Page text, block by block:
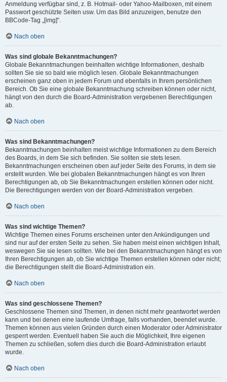
Anmeldung verfügbar sind, z. B. Hotmail- oder Yahoo-Mailboxen, mit einem
Passwort geschützte Seiten usw. Um das Bild anzuzeigen, benutze den
BBCode-Tag „[img]“.
Nach oben
Was sind globale Bekanntmachungen?
Globale Bekanntmachungen beinhalten wichtige Informationen, deshalb
sollten Sie sie so bald wie möglich lesen. Globale Bekanntmachungen
erscheinen ganz oben in jedem Forum und ebenfalls in Ihrem persönlichen
Bereich. Ob Sie eine globale Bekanntmachung schreiben können oder nicht,
hängt von den durch die Board-Administration vergebenen Berechtigungen
ab.
Nach oben
Was sind Bekanntmachungen?
Bekanntmachungen beinhalten meist wichtige Informationen zu dem Bereich
des Boards, in dem Sie sich befinden. Sie sollten sie stets lesen.
Bekanntmachungen erscheinen oben auf jeder Seite des Forums, in dem sie
erstellt wurden. Wie bei globalen Bekanntmachungen hängt es von Ihren
Berechtigungen ab, ob Sie Bekanntmachungen erstellen können oder nicht.
Die Berechtigungen werden von der Board-Administration vergeben.
Nach oben
Was sind wichtige Themen?
Wichtige Themen eines Forums erscheinen unter den Ankündigungen und
sind nur auf der ersten Seite zu sehen. Sie haben meist einen wichtigen Inhalt,
weswegen Sie sie lesen sollten. Wie bei den Bekanntmachungen hängt es von
Ihren Berechtigungen ab, ob Sie wichtige Themen erstellen können oder nicht;
die Berechtigungen stellt die Board-Administration ein.
Nach oben
Was sind geschlossene Themen?
Geschlossene Themen sind Themen, in denen nicht mehr geantwortet werden
kann und bei denen eine laufende Umfrage, falls vorhanden, beendet wurde.
Themen können aus vielen Gründen durch einen Moderator oder Administrator
gesperrt werden. Eventuell haben Sie auch die Möglichkeit, Ihre eigenen
Themen zu schließen, sofern dies durch die Board-Administration erlaubt
wurde.
Nach oben